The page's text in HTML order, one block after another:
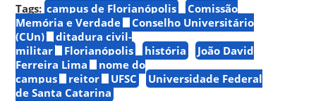
Tags: campus de Florianópolis
Comissão
Memória e Verdade
Conselho Universitário
(CUn)
ditadura civil-
militar
Florianópolis história
João David
Ferreira Lima
nome do
campus
reitor UFSC
Universidade Federal
de Santa Catarina